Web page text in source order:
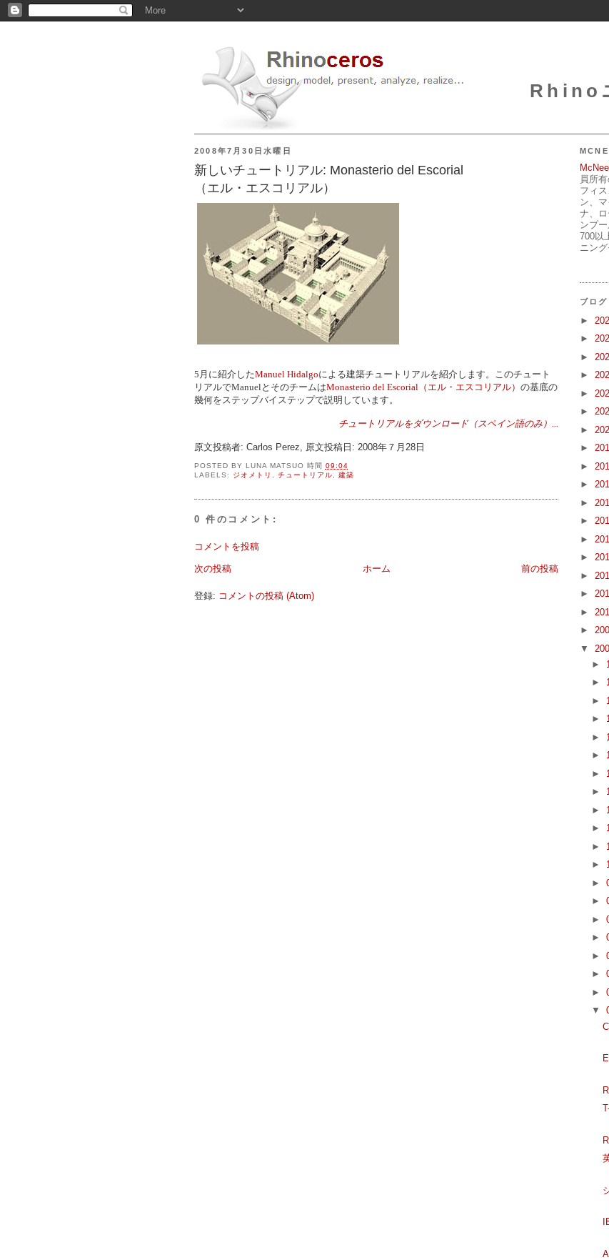
Rhino
2008年7月30日水曜日
新しいチュートリアル: Monasterio del Escorial
（エル・エスコリアル）
5月に紹介したManuel Hidalgoによる建築チュートリアルを紹介します。このチュート
リアルでManuelとそのチームはMonasterio del Escorial（エル・エスコリアル） の基底の
幾何をステップバイステップで説明しています。
チュートリアルをダウンロード（スペイン語のみ）...
原文投稿者: Carlos Perez, 原文投稿日: 2008年７月28日
POSTED BY LUNA MATSUO 時間 09:04
LABELS: ジオメトリ チュートリアル 建築
0 件のコメント:
コメントを投稿
次の投稿 前の投稿
ホーム
登録: コメントの投稿 (Atom)
McNeel
員所
フィ
ン、
ナ、
ンプ
700以
ニング
ブロ
►
►
►
►
►
►
►
►
►
►
►
►
►
►
►
►
►
►
▼
►
►
►
►
►
►
►
►
►
►
►
►
►
►
►
►
►
►
►
▼